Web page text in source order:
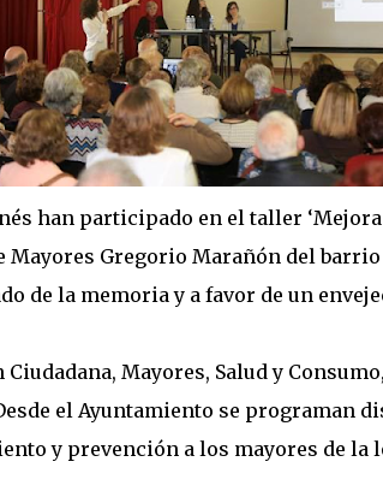
han participado en el taller
Mayores Gregorio Marañón del barrio
de la memoria y a favor de un
Mayores, Salud y
el Ayuntamiento se programan
y prevención a los mayores de la